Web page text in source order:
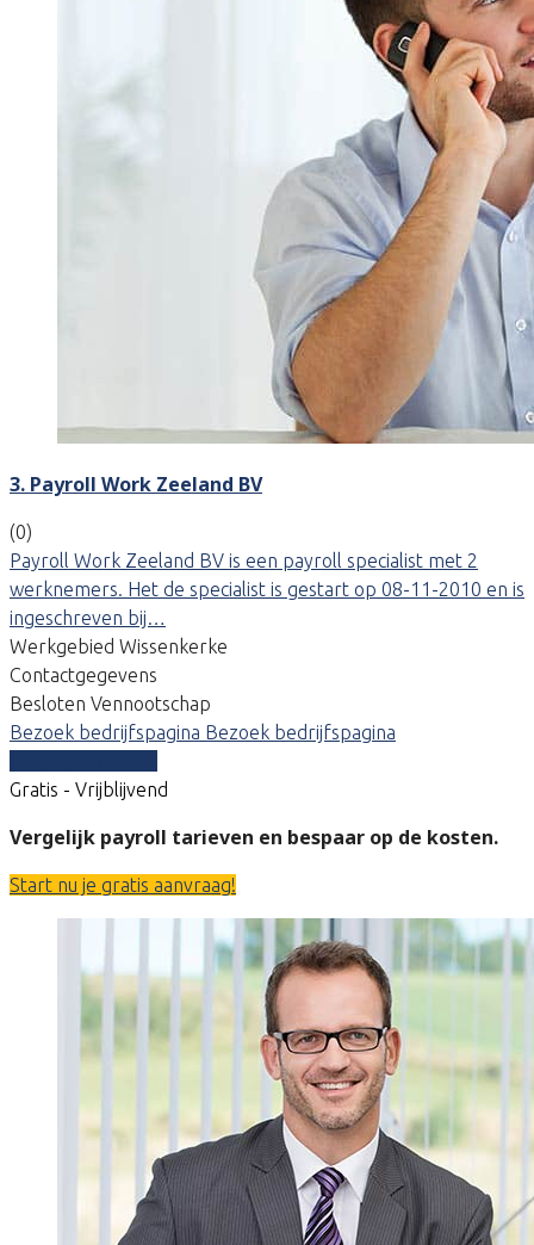
3. Payroll Work Zeeland BV
(0)
Payroll Work Zeeland BV is een payroll specialist met 2
werknemers. Het de specialist is gestart op 08-11-2010 en is
ingeschreven bij…
Werkgebied Wissenkerke
Contactgegevens
Besloten Vennootschap
Bezoek bedrijfspagina Bezoek bedrijfspagina
Gratis - Vrijblijvend
Vergelijk payroll tarieven en bespaar op de kosten.
Start nu je gratis aanvraag!